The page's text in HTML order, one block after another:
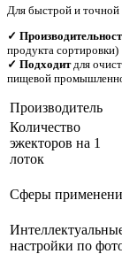
Для быстрой и точной
✓
продукта сортировки)
✓ Подходитдля
пищевой
Производитель
Количество
эжекторов на 1
лоток
Сферы
настройки по